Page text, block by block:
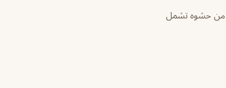
من حشوه تشمل